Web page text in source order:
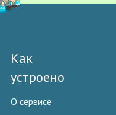
Как
устроено
О сервисе